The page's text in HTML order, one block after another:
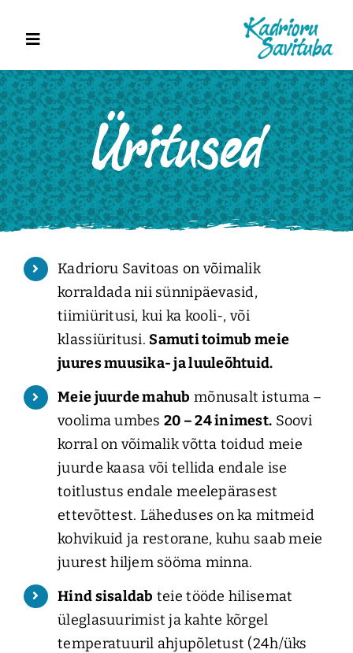
Toggle
Navigation
Esileht
Kursused
Üritused
Keraamika
Võta ühendust!
Blogi
Kadrioru Savitoas on võimalik
korraldada nii sünnipäevasid,
tiimiüritusi, kui ka kooli-, või
klassiüritusi. Samuti toimub meie
juures muusika- ja luuleõhtuid.
Meie juurde mahub mõnusalt istuma –
voolima umbes 20 – 24 inimest. Soovi
korral on võimalik võtta toidud meie
juurde kaasa või tellida endale ise
toitlustus endale meelepärasest
ettevõttest. Läheduses on ka mitmeid
kohvikuid ja restorane, kuhu saab meie
juurest hiljem sööma minna.
Hind sisaldab teie tööde hilisemat
üleglasuurimist ja kahte kõrgel
temperatuuril ahjupõletust (24h/üks